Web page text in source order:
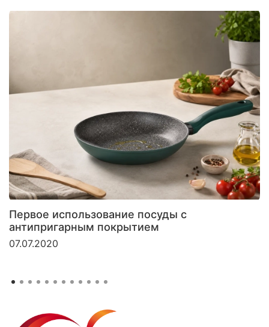
Первое использование посуды с
антипригарным покрытием
07.07.2020